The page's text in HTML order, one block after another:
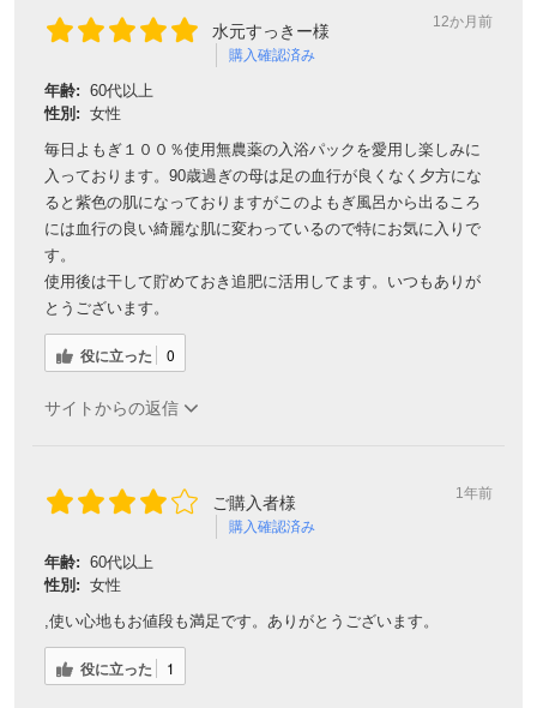
水元すっきー様
購入確認済み
12か月前
年齢: 60代以上
性別: 女性
毎日よもぎ１００％使用無農薬の入浴パックを愛用し楽しみに
入っております。90歳過ぎの母は足の血行が良くなく夕方にな
ると紫色の肌になっておりますがこのよもぎ風呂から出るころ
には血行の良い綺麗な肌に変わっているので特にお気に入りで
す。
使用後は干して貯めておき追肥に活用してます。いつもありが
とうございます。
役に立った 0
サイトからの返信
ご購入者様
購入確認済み
1年前
年齢: 60代以上
性別: 女性
,使い心地もお値段も満足です。ありがとうございます。
役に立った 1
利用条件：3,000円以上のお買い物でご利用いただけます
※他のクーポンとの併用はできません
クーポンのご利用方法はこちら >>